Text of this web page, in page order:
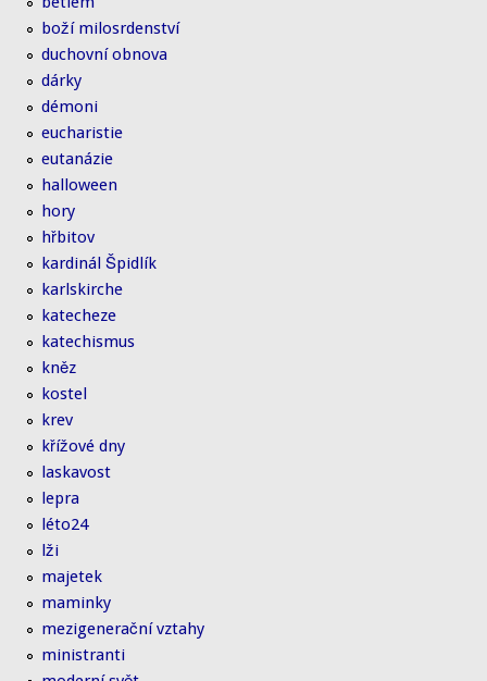
boží milosrdenství
duchovní obnova
dárky
démoni
eucharistie
eutanázie
halloween
hory
hřbitov
kardinál Špidlík
karlskirche
katecheze
katechismus
kněz
kostel
krev
křížové dny
laskavost
lepra
léto24
lži
majetek
maminky
mezigenerační vztahy
ministranti